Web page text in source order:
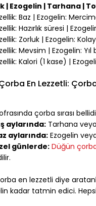
| Ezogelin | Tarhana |
Baz | Ezogelin:
Hazırlık süresi |
Zorluk | Ezogelin:
Mevsim | Ezogelin:
Kalori (1 kase) |
En Lezzetli:
çorba sırası
aylarında: Tarhana
aylarında: Ezogelin
günlerde: Düğün
en lezzetli diye
kadar tatmin edici.